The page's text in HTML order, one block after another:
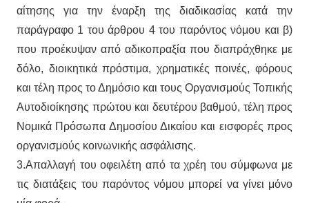
αίτησης για την έναρξη της διαδικασίας κατά την
παράγραφο 1 του άρθρου 4 του παρόντος νόμου και β)
που προέκυψαν από αδικοπραξία που διαπράχθηκε με
δόλο, διοικητικά πρόστιμα, χρηματικές ποινές, φόρους
και τέλη προς το Δημόσιο και τους Οργανισμούς Τοπικής
Αυτοδιοίκησης πρώτου και δευτέρου βαθμού, τέλη προς
Νομικά Πρόσωπα Δημοσίου Δικαίου και εισφορές προς
οργανισμούς κοινωνικής ασφάλισης.
3.Απαλλαγή του οφειλέτη από τα χρέη του σύμφωνα με
τις διατάξεις του παρόντος νόμου μπορεί να γίνει μόνο